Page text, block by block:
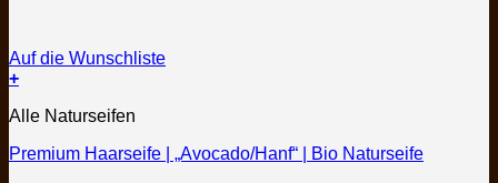
Auf die Wunschliste
+
Produkt
mehrere
Alle Naturseifen
Premium Haarseife | „Avocado/Hanf“ | Bio Naturseife